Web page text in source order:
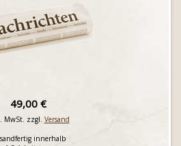
49,00 €
MwSt. zzgl. Versand
innerhalb